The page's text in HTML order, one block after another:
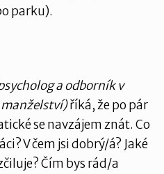
parku).
a odborník v
říká, že po pár
se navzájem znát. Co
V čem jsi dobrý/á? Jaké
Čím bys rád/a